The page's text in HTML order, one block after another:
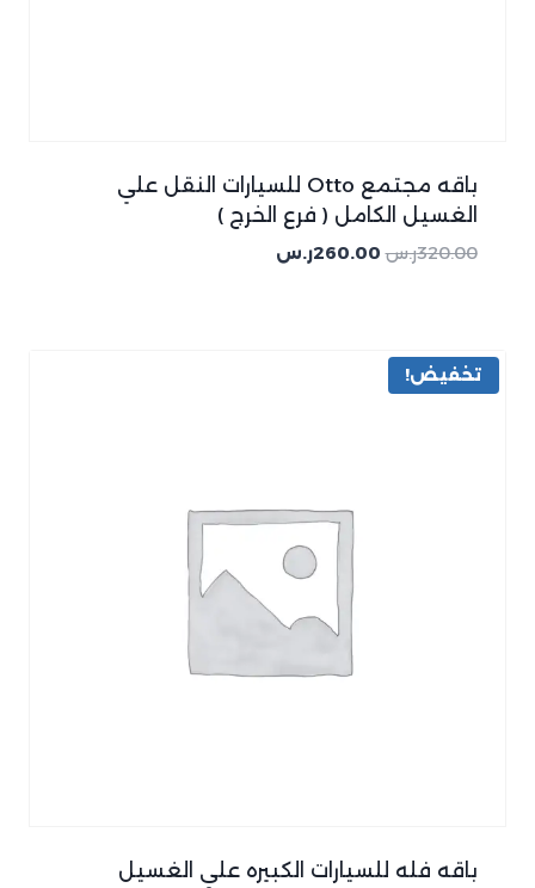
باقه مجتمع Otto للسيارات النقل علي
الغسيل الكامل ( فرع الخرج )
320.00ر.س 260.00ر.س
تخفيض!
باقه فله للسيارات الكبيره علي الغسيل